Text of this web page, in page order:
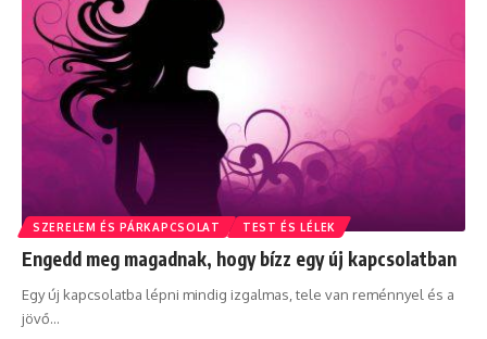
SZERELEM ÉS PÁRKAPCSOLAT TEST ÉS LÉLEK
Engedd meg magadnak, hogy bízz egy új kapcsolatban
Egy új kapcsolatba lépni mindig izgalmas, tele van reménnyel és a
jövő…